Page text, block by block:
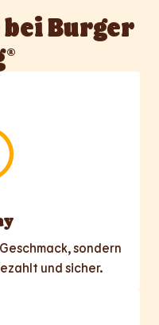
Burger
sondern
und sicher.